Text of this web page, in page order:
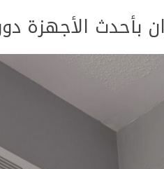
الأجهزة دون